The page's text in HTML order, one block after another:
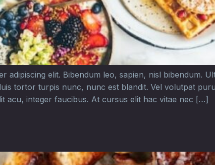
adipiscing elit. Bibendum leo, sapien, nisl bibendum.
tortor turpis nunc, nunc est blandit. Vel volutpat
acu, integer faucibus. At cursus elit hac vitae nec […]